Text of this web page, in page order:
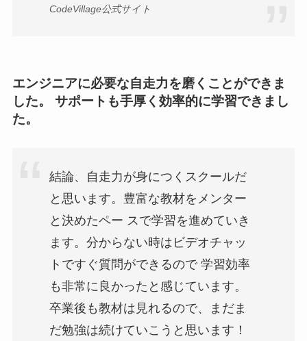
CodeVillage公式サイト
エンジニアに必要な自走力を磨くことができま
した。 サポートも手厚く効率的に学習できまし
た。
結論、自走力が身につくスクールだ
と思います。豊富な教材をメンター
と決めたペー スで学習を進めていき
ます。分からない時はビデオチャッ
トですぐ質問ができるので 学習効率
も非常に良かったと感じています。
卒業後も教材は見れるので、まだま
だ勉強は続けていこうと思います！